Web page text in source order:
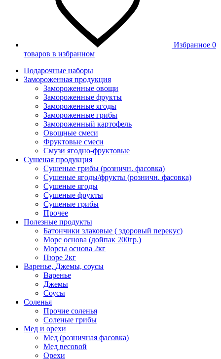
Избранное 0
товаров в избранном
Подарочные наборы
Замороженная продукция
Замороженные овощи
Замороженные фрукты
Замороженные ягоды
Замороженные грибы
Замороженный картофель
Овощные смеси
Фруктовые смеси
Смузи ягодно-фруктовые
Сушеная продукция
Сушеные грибы (розничн. фасовка)
Сушеные ягоды/фрукты (розничн. фасовка)
Сушеные ягоды
Сушеные фрукты
Сушеные грибы
Прочее
Полезные продукты
Батончики злаковые ( здоровый перекус)
Морс основа (дойпак 200гр.)
Морсы основа 2кг
Пюре 2кг
Варенье, Джемы, соусы
Варенье
Джемы
Соусы
Соленья
Прочие соленья
Соленые грибы
Мед и орехи
Мед (розничная фасовка)
Мед весовой
Орехи